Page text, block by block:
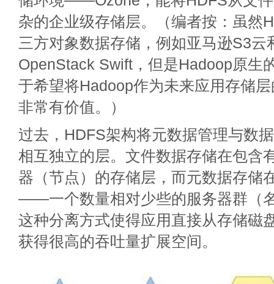
杂的企业级存储层。（编者按：虽然
三方对象数据存储，例如亚马逊S3云
OpenStack Swift，但是Hadoop原生
于希望将Hadoop作为未来应用存储
非常有价值。）
过去，HDFS架构将元数据管理与数
相互独立的层。文件数据存储在包含
器（节点）的存储层，而元数据存储
——一个数量相对少些的服务器群（
这种分离方式使得应用直接从存储磁
获得很高的吞吐量扩展空间。